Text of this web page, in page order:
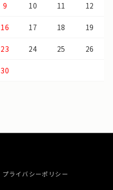
9 10 11 12
16 17 18 19
23 24 25 26
30
プライバシーポリシー